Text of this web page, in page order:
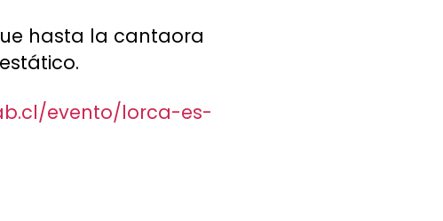
hasta la cantaora
evento/lorca-es-